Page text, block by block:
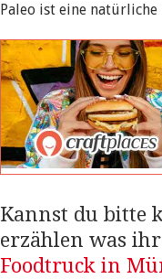
Paleo ist eine
Kannst du bitte
erzählen was
Foodtruck in